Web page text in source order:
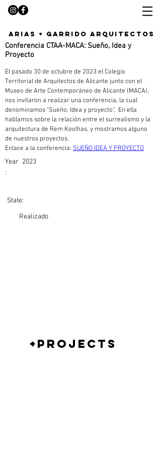
arias + garrido arquitectos
Conferencia CTAA-MACA: Sueño, Idea y
Proyecto
El pasado 30 de octubre de 2023 el Colegio
Territorial de Arquitectos de Alicante junto con el
Museo de Arte Contemporáneo de Alicante (MACA),
nos invitaron a realizar una conferencia, la cual
denominamos "Sueño, Idea y proyecto".  En ella
hablamos sobre la relación entre el surrealismo y la
arquitectura de Rem Koolhas, y mostramos alguno
de nuestros proyectos.
Enlace a la conferencia: SUEÑO IDEA Y PROYECTO
Year
:
2023
State:
Realizado
+PROJECTS